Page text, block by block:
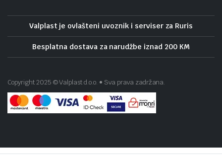
Valplast je ovlašteni uvoznik i serviser za Ruris
Besplatna dostava za narudžbe iznad 200 KM
Copyright 2025 © Valplast d.o.o. • Sva prava zadržana.